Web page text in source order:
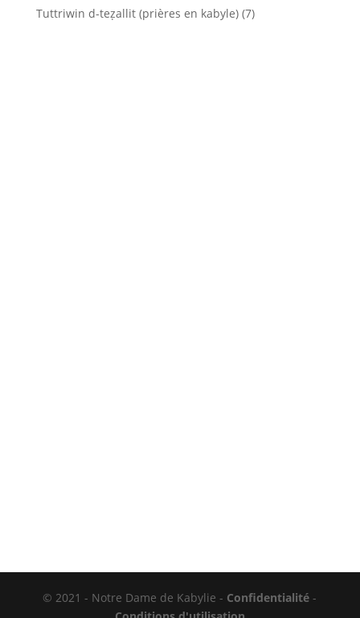
Tuttriwin d-teẓallit (prières en kabyle)(7)
© 2021 - Notre Dame de Kabylie - Confidentialité -